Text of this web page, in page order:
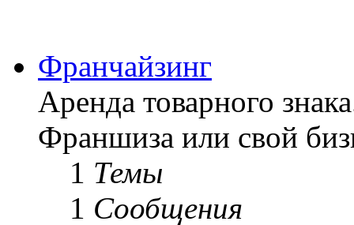
Франчайзинг
Аренда товарного
Франшиза или свой
1 Темы
1 Сообщения